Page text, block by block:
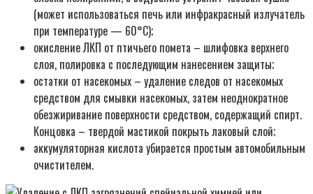
(может использоваться печь или инфракрасный излучатель
при температуре — 60°С);
окисление ЛКП от птичьего помета – шлифовка верхнего
слоя, полировка с последующим нанесением защиты;
остатки от насекомых – удаление следов от насекомых
средством для смывки насекомых, затем неоднократное
обезжиривание поверхности средством, содержащий спирт.
Концовка – твердой мастикой покрыть лаковый слой;
аккумуляторная кислота убирается простым автомобильным
очистителем.